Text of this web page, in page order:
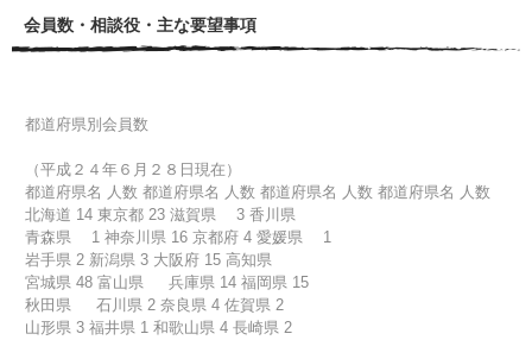
会員数・相談役・主な要望事項
都道府県別会員数
（平成２４年６月２８日現在）
都道府県名 人数 都道府県名 人数 都道府県名 人数 都道府県名 人数
北海道 14 東京都 23 滋賀県 3 香川県
青森県 1 神奈川県 16 京都府 4 愛媛県 1
岩手県 2 新潟県 3 大阪府 15 高知県
宮城県 48 富山県 兵庫県 14 福岡県 15
秋田県 石川県 2 奈良県 4 佐賀県 2
山形県 3 福井県 1 和歌山県 4 長崎県 2